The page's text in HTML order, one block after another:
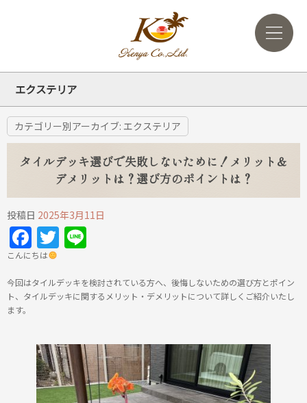
エクステリア
カテゴリー別アーカイブ: エクステリア
タイルデッキ選びで失敗しないために！メリット＆
デメリットは？選び方のポイントは？
投稿日 2025年3月11日
Facebook
Twitter
こんにちは
今回はタイルデッキを検討されている方へ、後悔しないための選び方とポイン
ト、タイルデッキに関するメリット・デメリットについて詳しくご紹介いたし
ます。